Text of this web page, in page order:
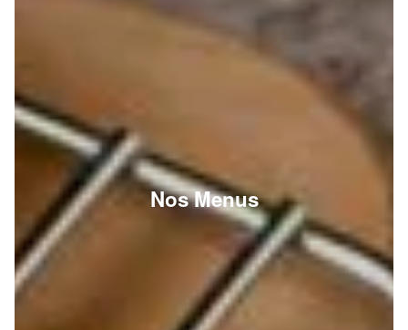
Nos Menus